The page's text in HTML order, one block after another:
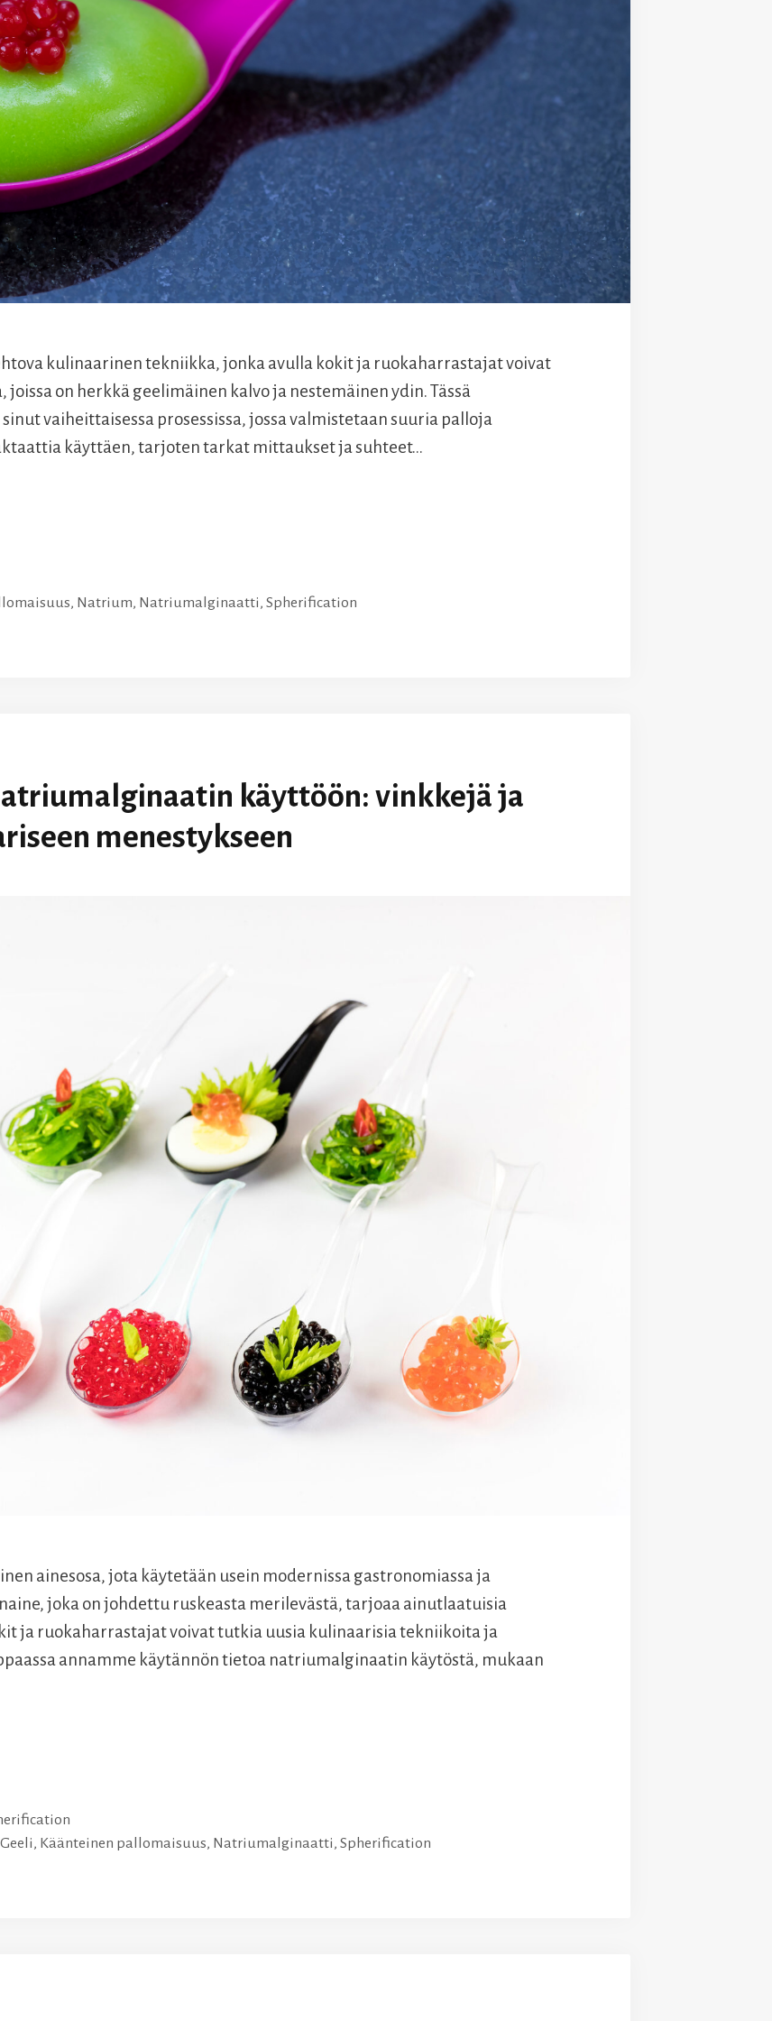
kulinaarinen tekniikka, jonka avulla kokit ja ruokaharrastajat voivat
joissa on herkkä geelimäinen kalvo ja nestemäinen ydin. Tässä
vaiheittaisessa prosessissa, jossa valmistetaan suuria palloja
käyttäen, tarjoten tarkat mittaukset ja suhteet…
, Natrium, Natriumalginaatti, Spherification
käyttöön: vinkkejä ja
menestykseen
ainesosa, jota käytetään usein modernissa gastronomiassa ja
joka on johdettu ruskeasta merilevästä, tarjoaa ainutlaatuisia
ja ruokaharrastajat voivat tutkia uusia kulinaarisia tekniikoita ja
annamme käytännön tietoa natriumalginaatin käytöstä, mukaan
Geeli, Käänteinen pallomaisuus, Natriumalginaatti, Spherification